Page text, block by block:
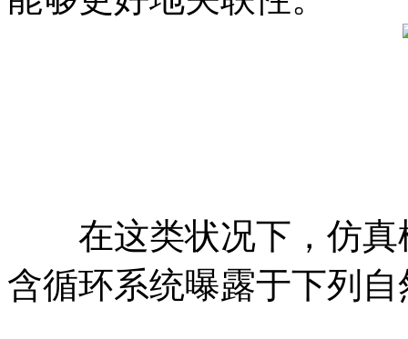
在这类状况下，仿真
含循环系统曝露于下列